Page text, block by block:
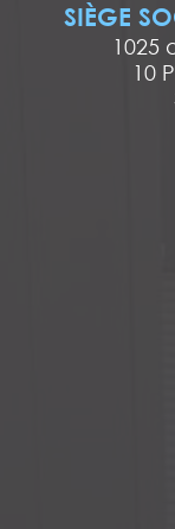
SIÈGE
1025
10